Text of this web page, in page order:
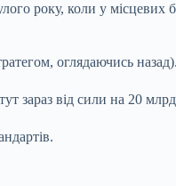
року, коли у
оглядаючись назад).
зараз від сили на 20